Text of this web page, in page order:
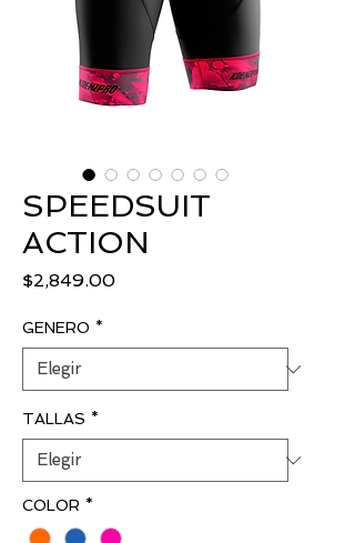
SPEEDSUIT
ACTION
$2,849.00Precio
GENERO *
TALLAS *
COLOR *